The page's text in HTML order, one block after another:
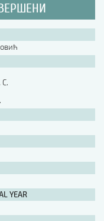
С.
YEAR